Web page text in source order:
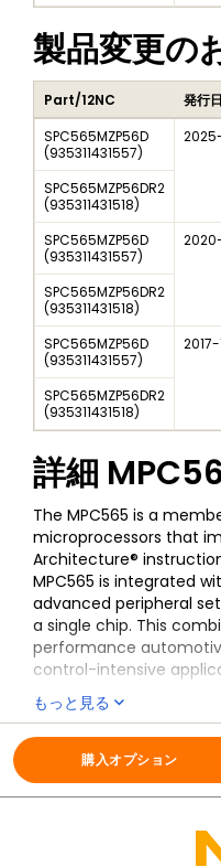
製品変更の
Part/12NC 発行日
SPC565MZP56D
(935311431557)
SPC565MZP56DR2
(935311431518)
SPC565MZP56D
(935311431557)
SPC565MZP56DR2
(935311431518)
SPC565MZP56D
(935311431557)
SPC565MZP56DR2
(935311431518)
詳細
The MPC565 is a
microprocessors that
Architecture®
MPC565 is integrated
advanced peripheral
a single chip. This
performance
control-intensive
もっと見る
全ての情報 MPC565
購入オプション